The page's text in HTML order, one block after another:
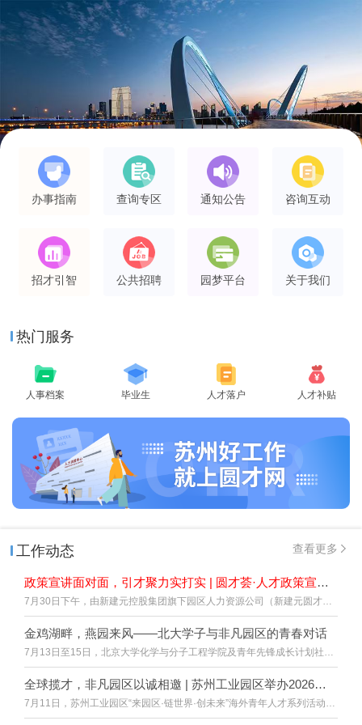
办事指南 查询专区 通知公告 咨询互动
招才引智 公共招聘 园梦平台 关于我们
热门服务
人事档案 毕业生 人才落户 人才补贴
工作动态 查看更多
政策宣讲面对面，引才聚力实打实 | 圆才荟·人才政策宣讲活动顺利举行
7月30日下午，由新建元控股集团旗下园区人力资源公司（新建元圆才）主办的圆才荟·人才政策宣讲暨苏州市千企政策宣讲会系列活动顺利举行。
金鸡湖畔，燕园来风——北大学子与非凡园区的青春对话
7月13日至15日，北京大学化学与分子工程学院及青年先锋成长计划社会实践团分别走进苏州工业园区，开启城市参访之旅。
全球揽才，非凡园区以诚相邀 | 苏州工业园区举办2026年海外青年人才系列活动
7月11日，苏州工业园区“来园区·链世界·创未来”海外青年人才系列活动圆满举办。